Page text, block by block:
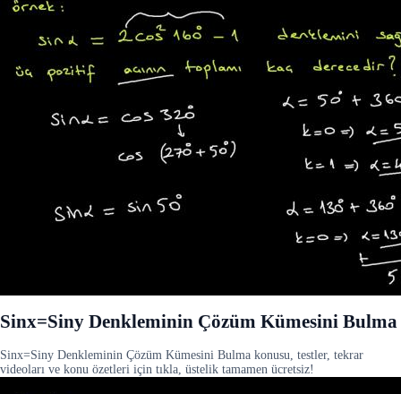
Sinx=Siny Denkleminin Çözüm Kümesini Bulma
Sinx=Siny Denkleminin Çözüm Kümesini Bulma konusu, testler, tekrar
videoları ve konu özetleri için tıkla, üstelik tamamen ücretsiz!